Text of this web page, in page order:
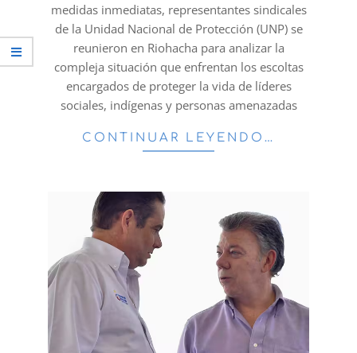
medidas inmediatas, representantes sindicales
de la Unidad Nacional de Protección (UNP) se
reunieron en Riohacha para analizar la
compleja situación que enfrentan los escoltas
encargados de proteger la vida de líderes
sociales, indígenas y personas amenazadas
CONTINUAR LEYENDO…